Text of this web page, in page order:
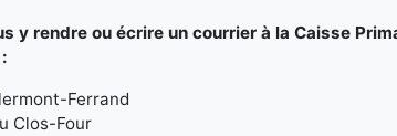
y rendre ou écrire un courrier à la Caisse
Ferrand
Clos-Four